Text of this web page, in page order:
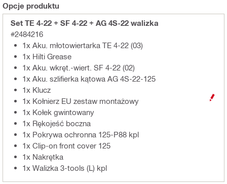
Opcje produktu
Set TE 4-22 + SF 4-22 + AG 4S-22 walizka
#2484216
1x Aku. młotowiertarka TE 4-22 (03)
1x Hilti Grease
1x Aku. wkręt.-wiert. SF 4-22 (02)
1x Aku. szlifierka kątowa AG 4S-22-125
1x Klucz
1x Kołnierz EU zestaw montażowy
1x Kołek gwintowany
1x Rękojeść boczna
1x Pokrywa ochronna 125-P88 kpl
1x Clip-on front cover 125
1x Nakrętka
1x Walizka 3-tools (L) kpl